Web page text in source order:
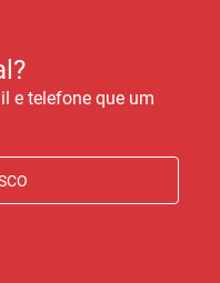
e telefone que um